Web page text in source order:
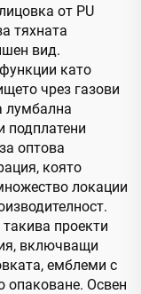
от PU
тяхната
вид.
като
чрез газови
лумбална
подплатени
оптова
която
локации
проекти
включващи
емблеми с
опаковане. Освен